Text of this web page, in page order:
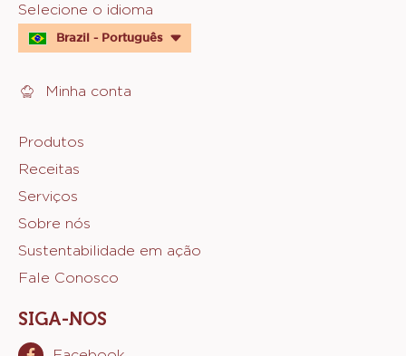
Website
quick
links
Selecione o idioma
Brazil - Português
Minha conta
Footer
Sicao
Produtos
Receitas
Serviços
Sobre nós
Sustentabilidade em ação
Fale Conosco
SIGA-NOS